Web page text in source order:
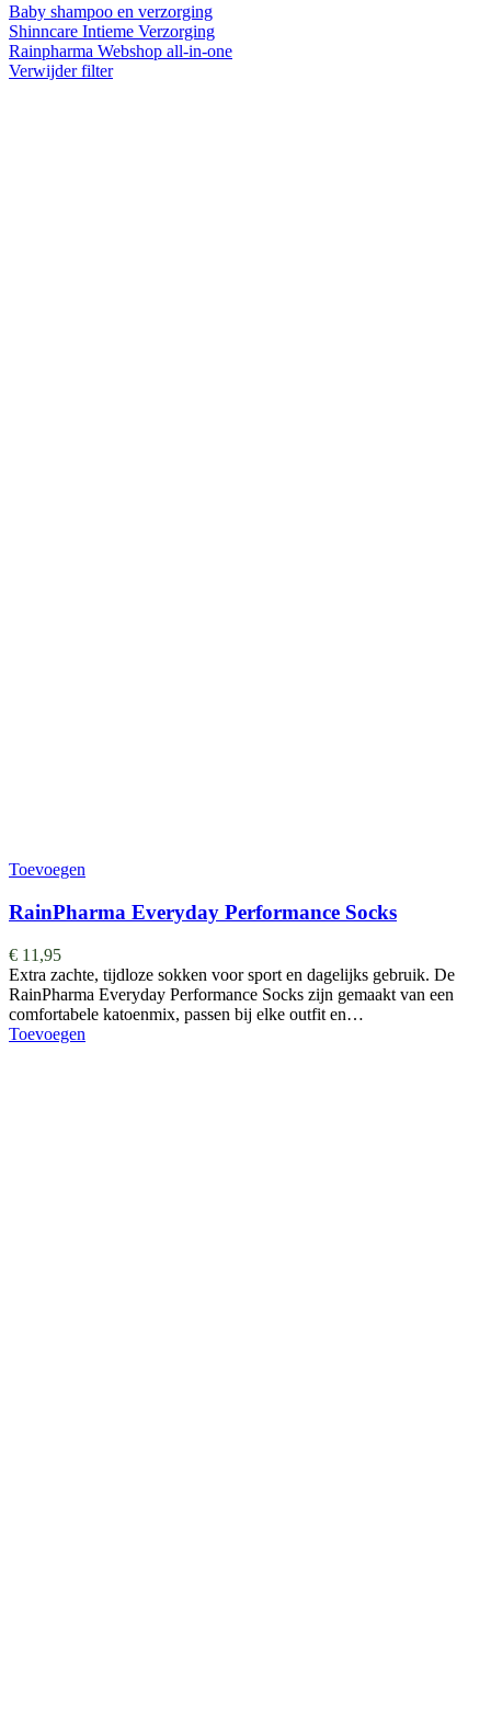
Baby shampoo en verzorging
Shinncare Intieme Verzorging
Rainpharma Webshop all-in-one
Verwijder filter
Toevoegen
RainPharma Everyday Performance Socks
€ 11,95
Extra zachte, tijdloze sokken voor sport en dagelijks gebruik. De
RainPharma Everyday Performance Socks zijn gemaakt van een
comfortabele katoenmix, passen bij elke outfit en…
Toevoegen